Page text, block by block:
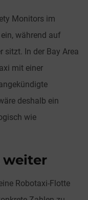
Monitors im
während auf
sitzt. In der Bay Area
mit einer
deshalb ein
wie
weiter
Robotaxi-Flotte